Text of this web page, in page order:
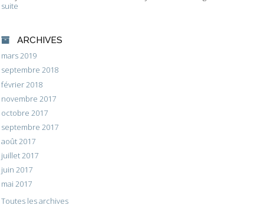
suite
ARCHIVES
mars 2019
septembre 2018
février 2018
novembre 2017
octobre 2017
septembre 2017
août 2017
juillet 2017
juin 2017
mai 2017
Toutes les archives